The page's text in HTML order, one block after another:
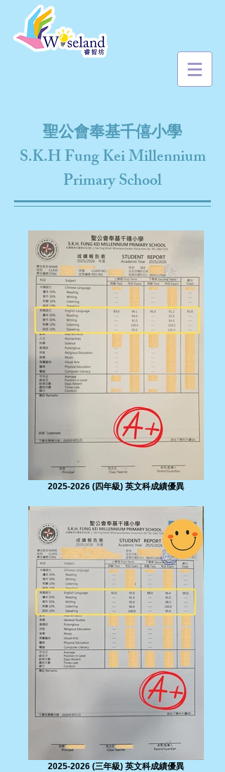
聖公會奉基千僖小學
S.K.H Fung Kei Millennium
Primary School
2025-2026 (四年級) 英文科成績優異
2025-2026 (三年級) 英文科成績優異